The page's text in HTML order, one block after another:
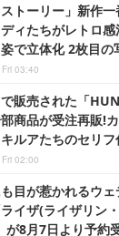
ストーリー」新作
ィたちがレトロ
で立体化 2枚目の
03:40
販売された「
商品が受注再販!
ルアたちのセリ
02:00
目が惹かれるウ
イザ(ライザリン
が8月7日より予約